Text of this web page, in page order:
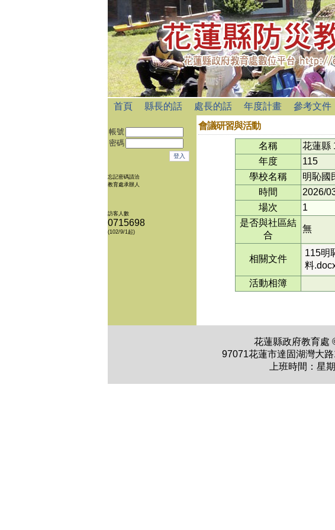
首頁 縣長的話 處長的話 年度計畫 參考文件
帳號
密碼
忘記密碼請洽
教育處承辦人
訪客人數
0715698
(102/9/1起)
會議研習與活動
名稱
花蓮縣
年度
115
學校名稱
明恥國
時間
2026/
場次
1
是否與社區結
合
無
相關文件
115明
料
活動相簿
花蓮縣政府教育處
97071花蓮市達固湖灣大
上班時間：星